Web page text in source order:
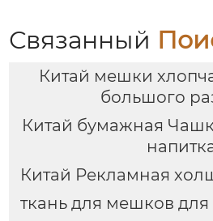
Связанный
Китай мешки
большого
Китай бумажная
Китай Рекламная
ткань для мешков для